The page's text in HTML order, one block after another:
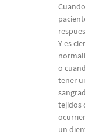
Y es
o
tener
tejidos
un